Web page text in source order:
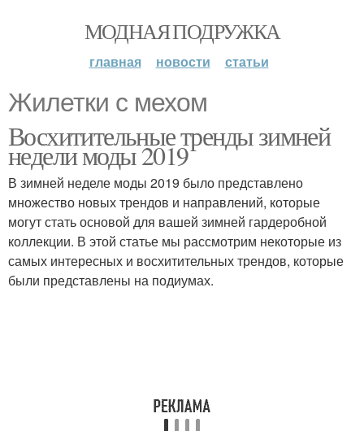
МОДНАЯ ПОДРУЖКА
главная новости статьи
Жилетки с мехом
Восхитительные тренды зимней
недели моды 2019
В зимней неделе моды 2019 было представлено
множество новых трендов и направлений, которые
могут стать основой для вашей зимней гардеробной
коллекции. В этой статье мы рассмотрим некоторые из
самых интересных и восхитительных трендов, которые
были представлены на подиумах.